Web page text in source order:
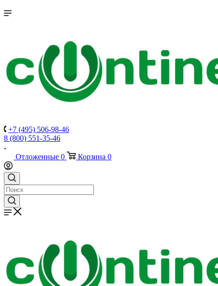
+7 (495) 506-98-46
8 (800) 551-35-46
Отложенные 0 Корзина 0